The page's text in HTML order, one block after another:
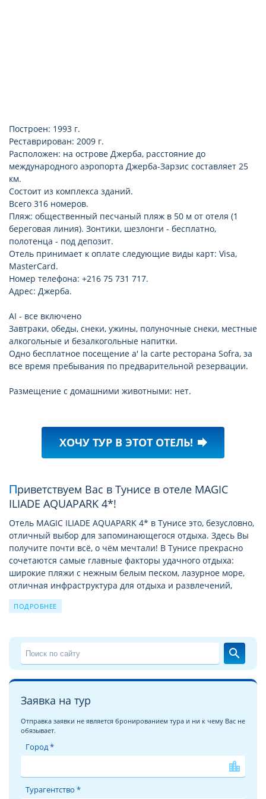
Построен: 1993 г.
Реставрирован: 2009 г.
Расположен: на острове Джерба, расстояние до
международного аэропорта Джерба-Зарзис составляет 25
км.
Состоит из комплекса зданий.
Всего 316 номеров.
Пляж: общественный песчаный пляж в 50 м от отеля (1
береговая линия). Зонтики, шезлонги - бесплатно,
полотенца - под депозит.
Отель принимает к оплате следующие виды карт: Visa,
MasterCard.
Номер телефона: +216 75 731 717.
Адрес: Джерба.
AI - все включено
Завтраки, обеды, снеки, ужины, полуночные снеки, местные
алкогольные и безалкогольные напитки.
Одно бесплатное посещение a' la carte ресторана Sofra, за
все время пребывания по предварительной резервации.
Размещение с домашними животными: нет.
ХОЧУ ТУР В ЭТОТ ОТЕЛЬ! forward
Приветствуем Вас в Тунисе в отеле MAGIC
ILIADE AQUAPARK 4*!
Отель MAGIC ILIADE AQUAPARK 4* в Тунисе это, безусловно,
отличный выбор для запоминающегося отдыха. Здесь Вы
получите почти всё, о чём мечтали! В Тунисе прекрасно
сочетаются самые главные факторы удачного отдыха:
широкие пляжи с нежным белым песком, лазурное море,
отличная инфраструктура для отдыха и развлечений,
аттракционы, шоппинг, экскурсии и путешествия по
городам, деревушкам, жилищам берберов в горной
Средиземного моря. Выбирая отель Magic Iliade Aquapark,
расположенный на первой линии от моря, вы сможете
наслаждаться шумом прибоя, ощущать дуновения ветра,
наполненного запахом морской соли, получите
привилегию не тратить время и силы на дорогу до пляжа,
ведь до него рукой подать.
Отель MAGIC ILIADE AQUAPARK среднего ценового уровня
категории 4* в Тунисе Четырехзвездочные отели Туниса
расположены в основном у моря и имеют свой
собственный пляж. Территория отеля окружена
прогуляться в знойное время суток. Рядом с отелем
ПОДРОБНЕЕ
search
Заявка на тур
Отправка заявки не является бронированием тура и ни к чему Вас не
обязывает.
Город *
location_city
Турагентство *